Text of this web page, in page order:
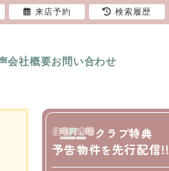
会社概要お問い合わせ
クラブ特典
予告物件を先行配信!!
来店予約 検索履歴